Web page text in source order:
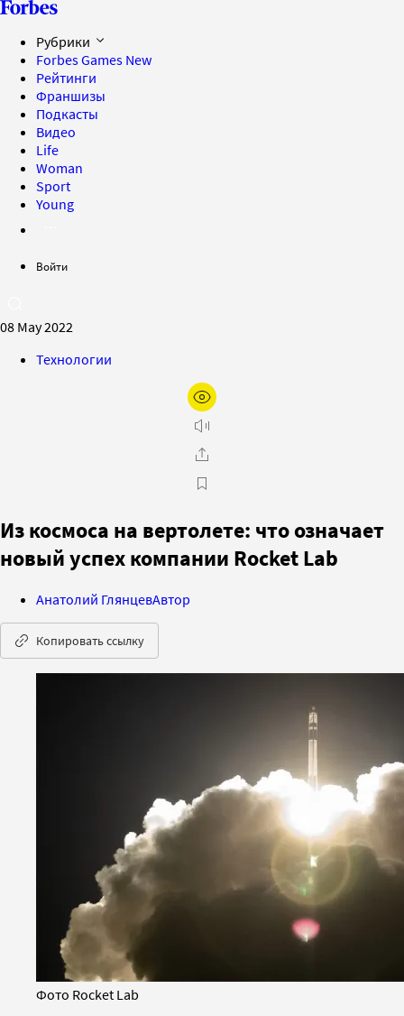
Рубрики
Forbes Games New
Рейтинги
Франшизы
Подкасты
Видео
Life
Woman
Sport
Young
Войти
08 May 2022
Технологии
Из космоса на вертолете: что означает
новый успех компании Rocket Lab
Анатолий ГлянцевАвтор
Копировать ссылку
Фото Rocket Lab